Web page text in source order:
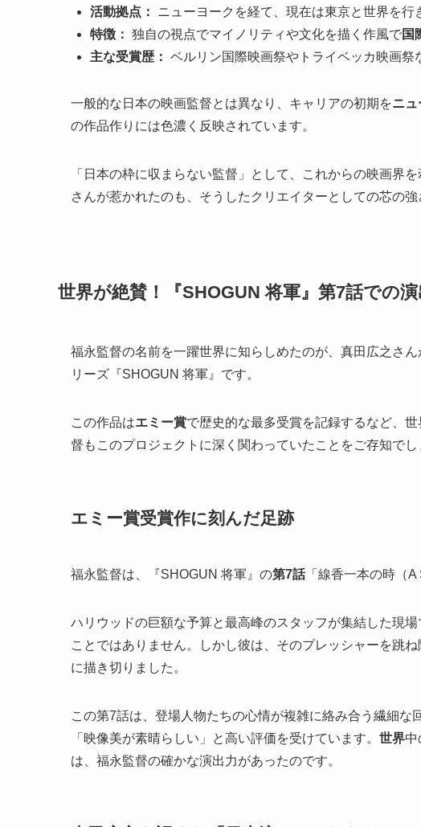
活動拠点：
ニューヨークを経て、現在は東京と世界を行
特徴： 独自の視点でマイノリティや文化を描く作風で国
主な受賞歴： ベルリン国際映画祭やトライベッカ映画祭
一般的な日本の映画監督とは異なり、キャリアの初期をニュ
の作品作りには色濃く反映されています。
「日本の枠に収まらない監督」として、これからの映画界
さんが惹かれたのも、そうしたクリエイターとしての芯の
世界が絶賛！『SHOGUN 将軍』第7話での
福永監督の名前を一躍世界に知らしめたのが、真田広之さ
リーズ『SHOGUN 将軍』です。
この作品はエミー賞で歴史的な最多受賞を記録するなど、
督もこのプロジェクトに深く関わっていたことをご存知でし
エミー賞受賞作に刻んだ足跡
福永監督は、『SHOGUN 将軍』の第7話「線香一本の時（A
ハリウッドの巨額な予算と最高峰のスタッフが集結した現
ことではありません。しかし彼は、そのプレッシャーを跳
に描き切りました。
この第7話は、登場人物たちの心情が複雑に絡み合う繊細な
「映像美が素晴らしい」と高い評価を受けています。 世界中
は、福永監督の確かな演出力があったのです。